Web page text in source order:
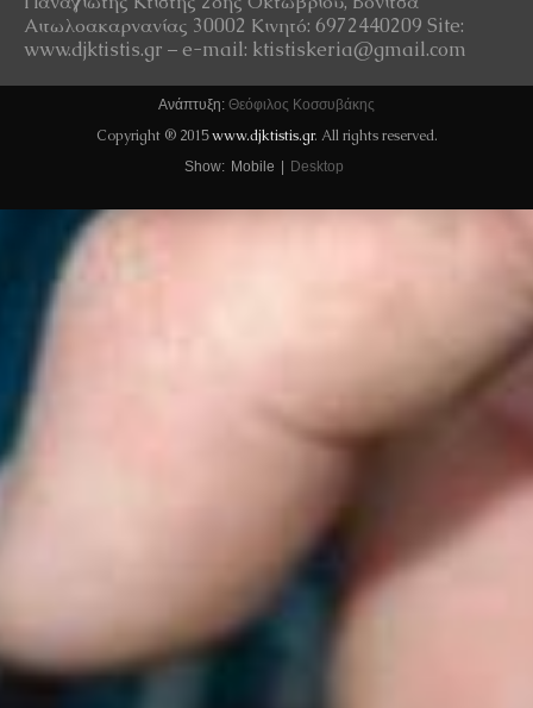
Αιτωλοακαρνανίας 30002 Κινητό: 6972440209 Site:
www.djktistis.gr – e-mail: ktistiskeria@gmail.com
Ανάπτυξη: Θεόφιλος Κοσσυβάκης
Copyright ® 2015www.djktistis.gr. All rights reserved.
Show: Mobile Desktop